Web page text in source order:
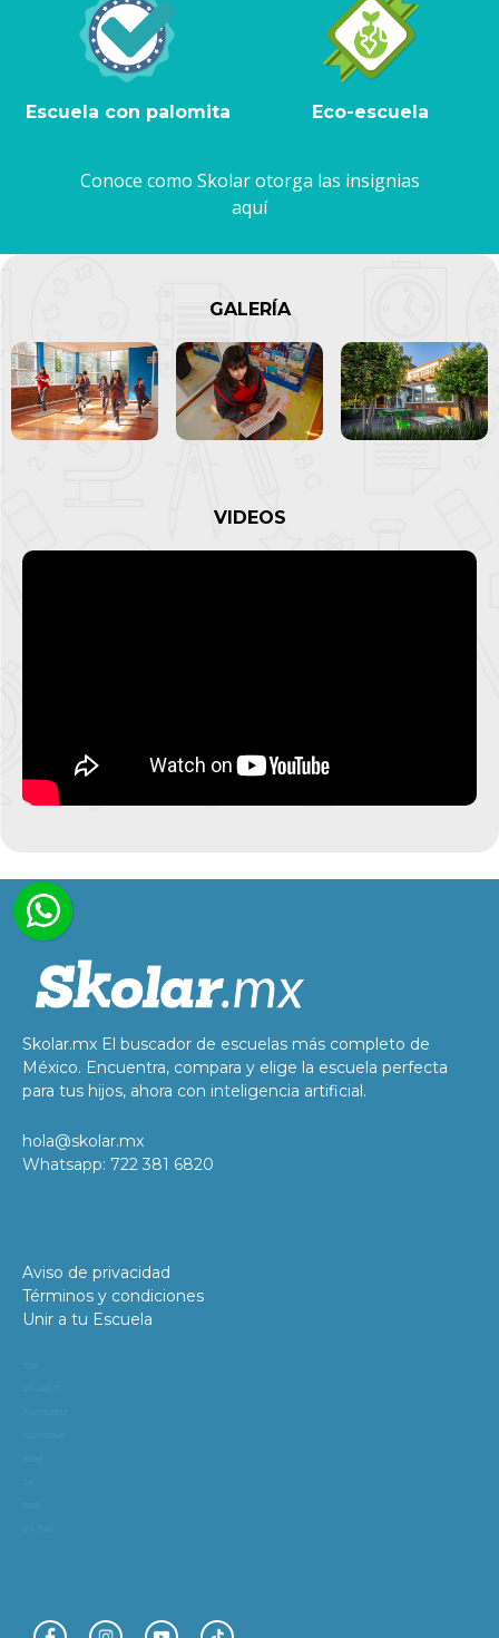
Escuela con palomita Eco-escuela
Conoce como Skolar otorga las insignias
aquí
GALERÍA
VIDEOS
Skolar.mx El buscador de escuelas más completo de
México. Encuentra, compara y elige la escuela perfecta
para tus hijos, ahora con inteligencia artificial.
hola@skolar.mx
Whatsapp: 722 381 6820
Aviso de privacidad
Términos y condiciones
Unir a tu Escuela